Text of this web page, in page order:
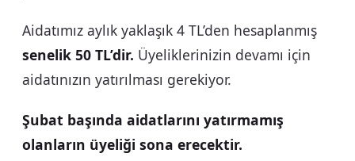
Aidatımız aylık yaklaşık 4 TL’den hesaplanmış
senelik 50 TL’dir. Üyeliklerinizin devamı için
aidatınızın yatırılması gerekiyor.
Şubat başında aidatlarını yatırmamış
olanların üyeliği sona erecektir.